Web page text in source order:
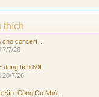
thích
concert...
7/7/26
dung tích 80L
20/7/26
Kín: Công Cụ Nhỏ...